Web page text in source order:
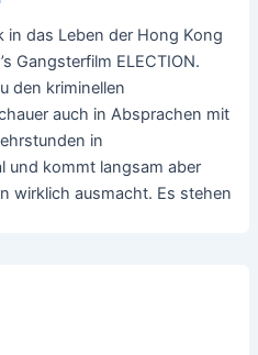
in das Leben der Hong Kong
Gangsterfilm ELECTION.
den kriminellen
auch in Absprachen mit
in
und kommt langsam aber
wirklich ausmacht. Es stehen